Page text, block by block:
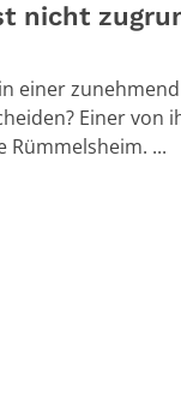
nicht
einer
Einer
Rümmelsheim. ...